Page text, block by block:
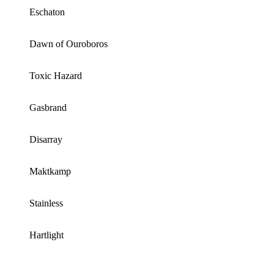
Eschaton
Dawn of Ouroboros
Toxic Hazard
Gasbrand
Disarray
Maktkamp
Stainless
Hartlight